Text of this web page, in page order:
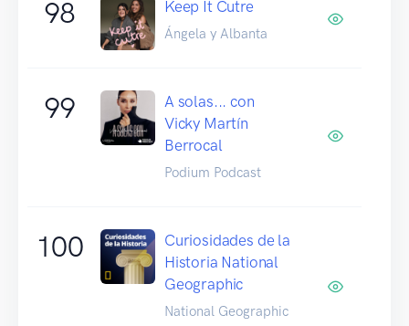
98 Keep It Cutre
Ángela y Albanta
99
A solas... con
Vicky Martín
Berrocal
Podium Podcast
100
Curiosidades de la
Historia National
Geographic
National Geographic